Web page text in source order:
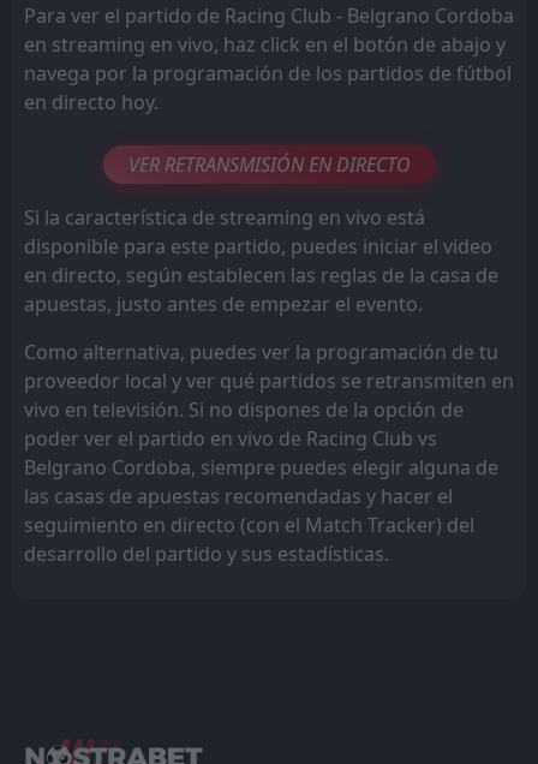
Para ver el partido de Racing Club - Belgrano Cordoba
en streaming en vivo, haz click en el botón de abajo y
navega por la programación de los partidos de fútbol
en directo hoy.
VER RETRANSMISIÓN EN DIRECTO
Si la característica de streaming en vivo está
disponible para este partido, puedes iniciar el video
en directo, según establecen las reglas de la casa de
apuestas, justo antes de empezar el evento.
Como alternativa, puedes ver la programación de tu
proveedor local y ver qué partidos se retransmiten en
vivo en televisión. Si no dispones de la opción de
poder ver el partido en vivo de Racing Club vs
Belgrano Cordoba, siempre puedes elegir alguna de
las casas de apuestas recomendadas y hacer el
seguimiento en directo (con el Match Tracker) del
desarrollo del partido y sus estadísticas.